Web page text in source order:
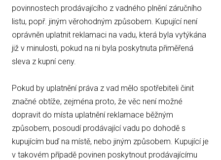
povinnostech prodávajícího z vadného plnění záručního
listu, popř. jiným věrohodným způsobem. Kupující není
oprávněn uplatnit reklamaci na vadu, která byla vytýkána
již v minulosti, pokud na ni byla poskytnuta přiměřená
sleva z kupní ceny.
Pokud by uplatnění práva z vad mělo spotřebiteli činit
značné obtíže, zejména proto, že věc není možné
dopravit do místa uplatnění reklamace běžným
způsobem, posoudí prodávající vadu po dohodě s
kupujícím buď na místě, nebo jiným způsobem. Kupující je
v takovém případě povinen poskytnout prodávajícímu